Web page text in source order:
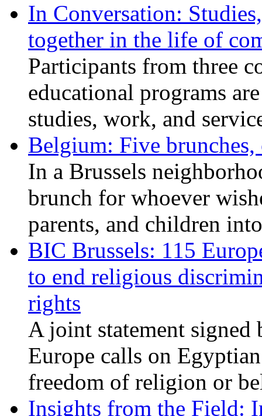
In Conversation:
together in the life of
Participants from three
educational programs
studies, work, and
Belgium: Five
In a Brussels
brunch for whoever
parents, and children
BIC Brussels: 115
to end religious
rights
A joint statement signed
Europe calls on
freedom of religion or
Insights from the Field: